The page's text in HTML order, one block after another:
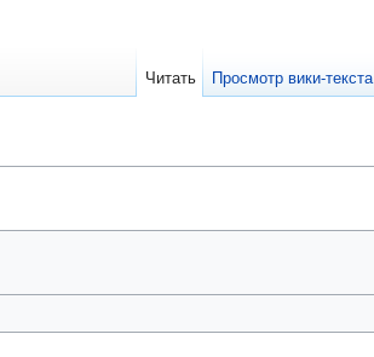
Читать Просмотр вики-текста